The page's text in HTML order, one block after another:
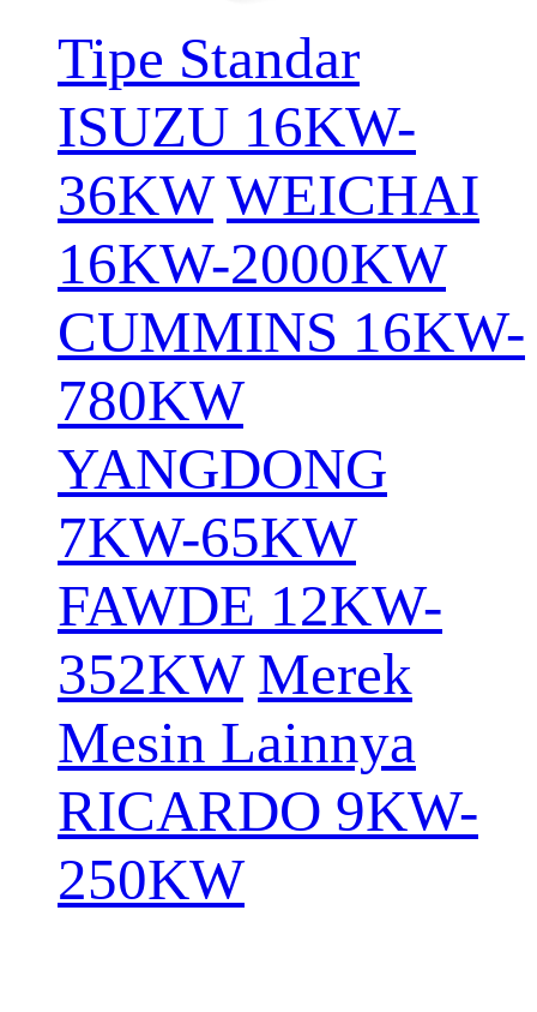
Tipe Standar
ISUZU 16KW-
36KW WEICHAI
16KW-2000KW
CUMMINS 16KW-
780KW
YANGDONG
7KW-65KW
FAWDE 12KW-
352KW Merek
Mesin Lainnya
RICARDO 9KW-
250KW